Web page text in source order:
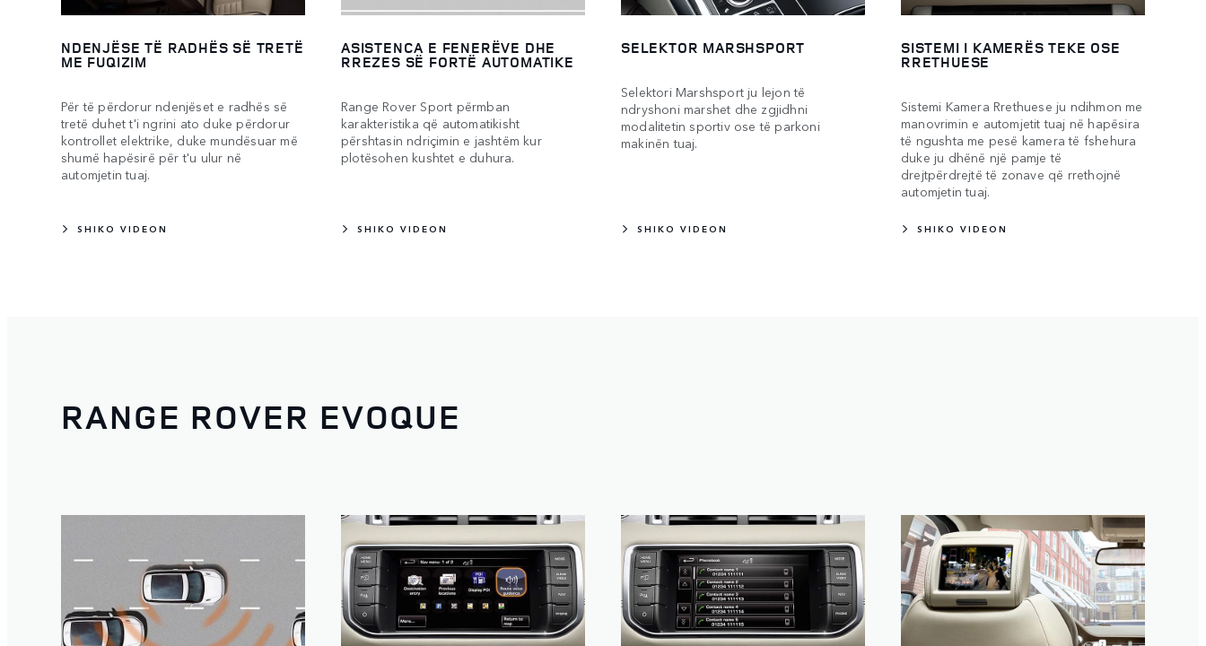
NDENJËSE TË RADHËS SË TRETË
ME FUQIZIM
Për të përdorur ndenjëset e radhës së
tretë duhet t'i ngrini ato duke përdorur
kontrollet elektrike, duke mundësuar më
shumë hapësirë për t'u ulur në
automjetin tuaj.
SHIKO VIDEON
ASISTENCA E FENERËVE DHE
RREZES SË FORTË AUTOMATIKE
Range Rover Sport përmban
karakteristika që automatikisht
përshtasin ndriçimin e jashtëm kur
plotësohen kushtet e duhura.
SHIKO VIDEON
SELEKTOR MARSHSPORT
Selektori Marshsport ju lejon të
ndryshoni marshet dhe zgjidhni
modalitetin sportiv ose të parkoni
makinën tuaj.
SHIKO VIDEON
SISTEMI I KAMERËS TEKE OSE
RRETHUESE
Sistemi Kamera Rrethuese ju ndihmon me
manovrimin e automjetit tuaj në hapësira
të ngushta me pesë kamera të fshehura
duke ju dhënë një pamje të
drejtpërdrejtë të zonave që rrethojnë
automjetin tuaj.
SHIKO VIDEON
RANGE ROVER EVOQUE